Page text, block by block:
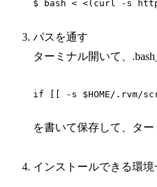
パスを通す
ターミナル開いて、
を書いて保存して、タ
インストールできる環境